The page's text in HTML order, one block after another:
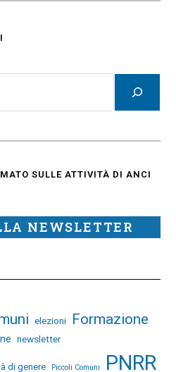
SULLE ATTIVITÀ DI ANCI
NEWSLETTER
elezioni Formazione
newsletter
di genere Piccoli Comuni PNRR